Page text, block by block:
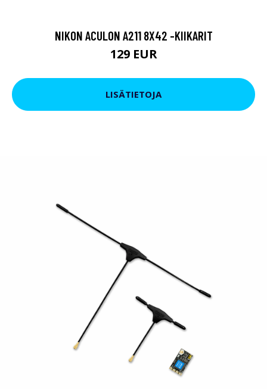
NIKON ACULON A211 8X42 -KIIKARIT
129 EUR
LISÄTIETOJA